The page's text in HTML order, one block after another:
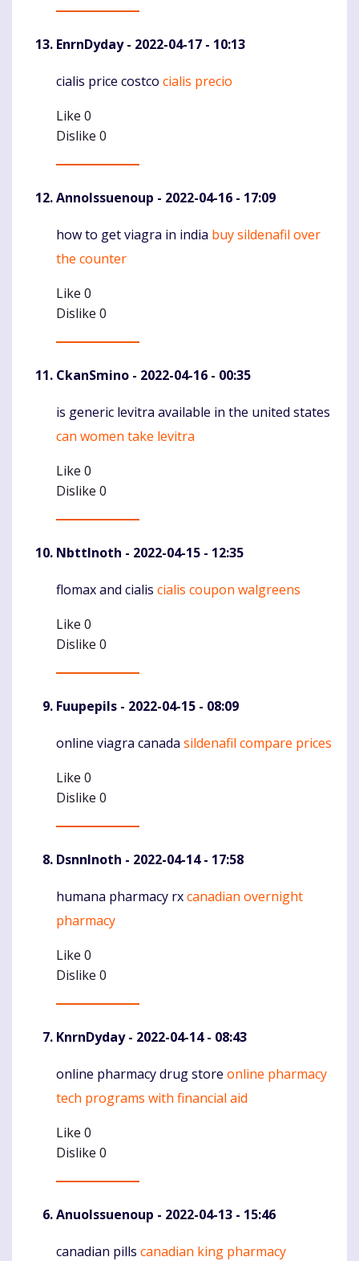
EnrnDyday- 2022-04-17 - 10:13
Komentaras
cialis price costco cialis precio
Like 0
Dislike 0
AnnoIssuenoup - 2022-04-16 - 17:09
Komentaras
how to get viagra in india buy sildenafil over
the counter
Like 0
Dislike 0
CkanSmino - 2022-04-16 - 00:35
Komentaras
is generic levitra available in the united states
can women take levitra
Like 0
Dislike 0
NbttInoth - 2022-04-15 - 12:35
Komentaras
flomax and cialis cialis coupon walgreens
Like 0
Dislike 0
Fuupepils - 2022-04-15 - 08:09
Komentaras
online viagra canada sildenafil compare prices
Like 0
Dislike 0
DsnnInoth - 2022-04-14 - 17:58
Komentaras
humana pharmacy rxcanadian overnight
pharmacy
Like 0
Dislike 0
KnrnDyday- 2022-04-14 - 08:43
Komentaras
online pharmacy drug store online pharmacy
tech programs with financial aid
Like 0
Dislike 0
AnuoIssuenoup - 2022-04-13 - 15:46
Komentaras
canadian pills canadian king pharmacy